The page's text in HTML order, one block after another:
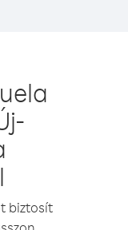
biztosít